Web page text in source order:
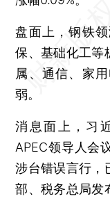
盘面上，钢铁
保、基础化工等
属、通信、家
弱。
消息面上，习
APEC领导人会
涉台错误言行，
部、税务总局发